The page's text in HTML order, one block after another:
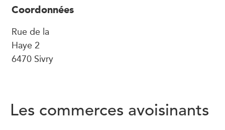
Coordonnées
Rue de la
Haye 2
6470 Sivry
Les commerces avoisinants